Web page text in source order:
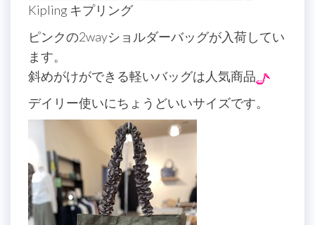
Kipling キプリング
ピンクの2wayショルダーバッグが入荷してい
ます。
斜めがけができる軽いバッグは人気商品
デイリー使いにちょうどいいサイズです。